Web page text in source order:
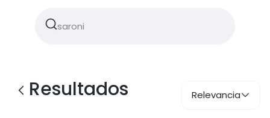
Resultados Relevancia